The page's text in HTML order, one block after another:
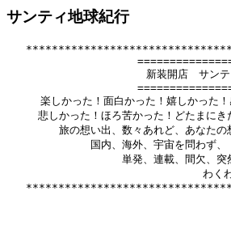
サンティ地球紀行
　　
　      新装開店　サンテ
　　
楽しかった！面白かった！嬉しかった！
悲しかった！ほろ苦かった！どたまにきた
旅の想い出、数々あれど、あなたの想い
国内、海外、宇宙を問わず、
単発、連載、間欠、突然、な
わくわく、ドキドキ、